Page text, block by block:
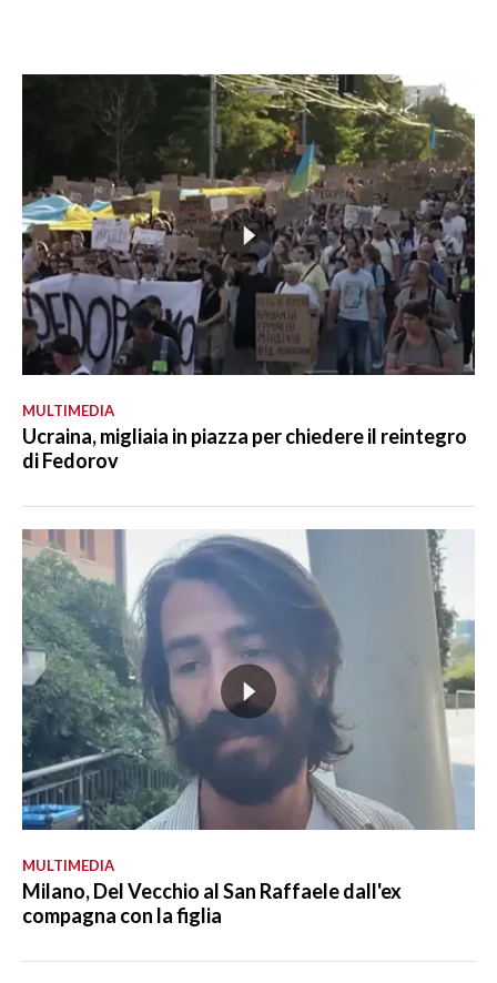
MULTIMEDIA
Ucraina, migliaia in piazza per chiedere il reintegro
di Fedorov
MULTIMEDIA
Milano, Del Vecchio al San Raffaele dall'ex
compagna con la figlia